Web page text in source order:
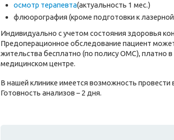
осмотр терапевта(актуальность 1 мес.)
флюорография (кроме подготовки к
Индивидуально с учетом состояния здоровья
Предоперационное обследование пациент
жительства бесплатно (по полису ОМС), платно
медицинском центре.
В нашей клинике имеется возможность
Готовность анализов – 2 дня.